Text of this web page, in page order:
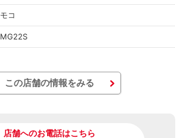
モコ
MG22S
この店舗の情報をみる
店舗へのお電話はこちら